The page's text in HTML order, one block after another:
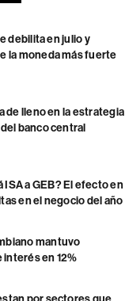
debilita en julio y
la moneda más fuerte
de lleno en la estrategia
banco central
a GEB? El efecto en
en el negocio del año
mantuvo
interés en 12%